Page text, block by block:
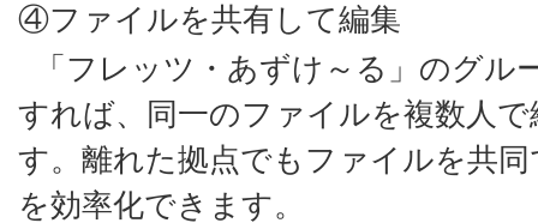
④ファイルを共有して編集
「フレッツ・あずけ～る」のグル
すれば、同一のファイルを複数人
す。離れた拠点でもファイルを共
を効率化できます。